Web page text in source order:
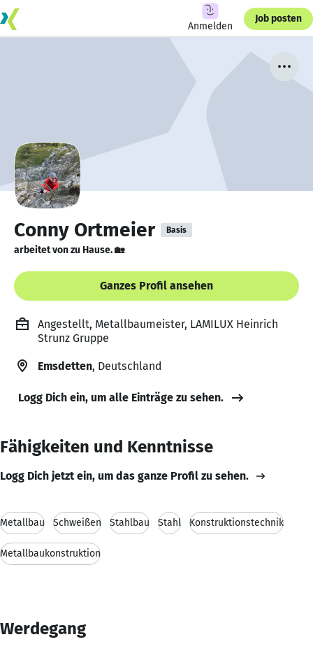
Anmelden
Job posten
Conny Ortmeier Basis
arbeitet von zu Hause. 🏡
Ganzes Profil ansehen
Angestellt, Metallbaumeister, LAMILUX Heinrich
Strunz Gruppe
Emsdetten, Deutschland
Logg Dich ein, um alle Einträge zu sehen.
Fähigkeiten und Kenntnisse
Logg Dich jetzt ein, um das ganze Profil zu sehen.
Metallbau Schweißen Stahlbau Stahl Konstruktionstechnik
Metallbaukonstruktion
Werdegang